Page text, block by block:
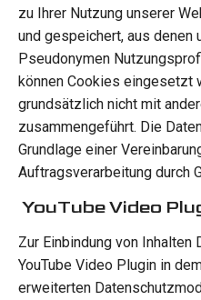
zu Ihrer Nutzung unserer
und gespeichert, aus denen
Pseudonymen
können Cookies eingesetzt
grundsätzlich nicht mit
zusammengeführt. Die
Grundlage einer
Auftragsverarbeitung durch
YouTube Video
Zur Einbindung von Inhalten
YouTube Video Plugin in
erweiterten